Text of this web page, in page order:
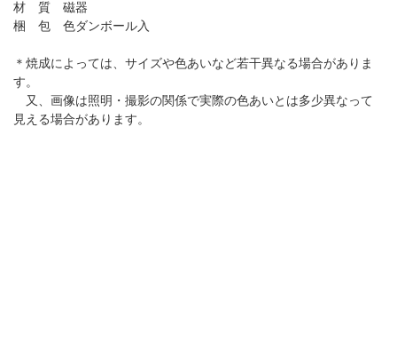
材 質 磁器
梱 包 色ダンボール入
＊焼成によっては、サイズや色あいなど若干異なる場合がありま
す。
又、画像は照明・撮影の関係で実際の色あいとは多少異なって
見える場合があります。